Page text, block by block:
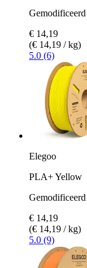
€ 14,19
(€ 14,19 / kg)
5.0 (6)
Elegoo
PLA+ Yellow
€ 14,19
(€ 14,19 / kg)
5.0 (9)